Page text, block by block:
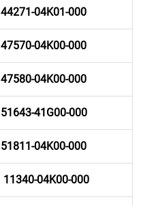
44271-04K01-000
47570-04K00-000
47580-04K00-000
51643-41G00-000
51811-04K00-000
11340-04K00-000